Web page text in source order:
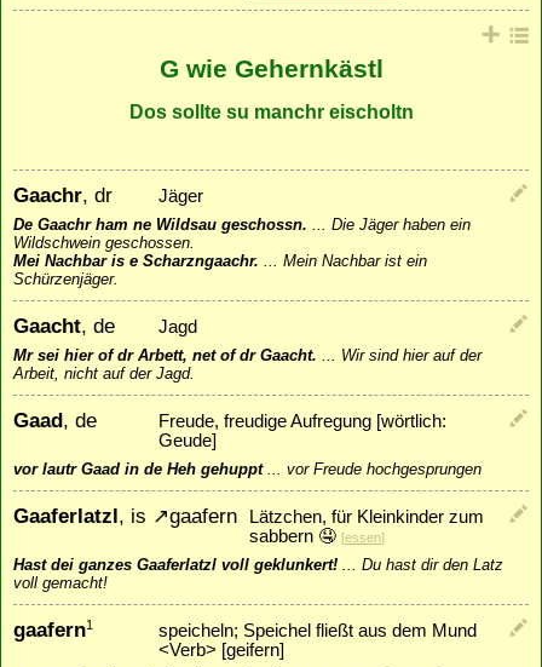
G wie Gehernkästl
Dos sollte su manchr eischoltn
Gaachr, dr Jäger
De Gaachr ham ne Wildsau geschossn. ... Die Jäger haben ein
Wildschwein geschossen.
Mei Nachbar is e Scharzngaachr. ... Mein Nachbar ist ein
Schürzenjäger.
Gaacht, de Jagd
Mr sei hier of dr Arbett, net of dr Gaacht. ... Wir sind hier auf der
Arbeit, nicht auf der Jagd.
Gaad, de
Freude, freudige Aufregung [wörtlich:
Geude]
vor lautr Gaad in de Heh gehuppt... vor Freude hochgesprungen
Gaaferlatzl, is ↗gaafern
Lätzchen, für Kleinkinder zum
sabbern 🤤 [essen]
Hast dei ganzes Gaaferlatzl voll geklunkert! ... Du hast dir den Latz
voll gemacht!
gaafern1
speicheln; Speichel fließt aus dem Mund
<Verb> [geifern]